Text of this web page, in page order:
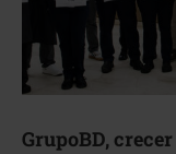
GrupoBD,